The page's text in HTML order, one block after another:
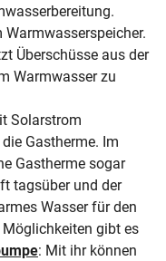
Überschüsse aus der
Warmwasser zu
Solarstrom
Gastherme. Im
Gastherme sogar
tagsüber und der
Wasser für den
gibt es
: Mit ihr können